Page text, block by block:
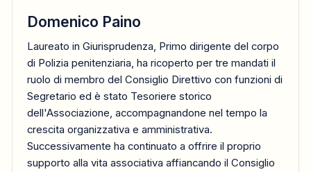
Domenico Paino
Laureato in Giurisprudenza, Primo dirigente del corpo
di Polizia penitenziaria, ha ricoperto per tre mandati il
ruolo di membro del Consiglio Direttivo con funzioni di
Segretario ed è stato Tesoriere storico
dell'Associazione, accompagnandone nel tempo la
crescita organizzativa e amministrativa.
Successivamente ha continuato a offrire il proprio
supporto alla vita associativa affiancando il Consiglio